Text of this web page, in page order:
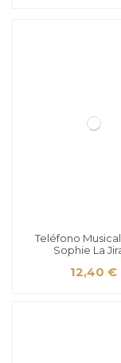
Teléfono
Sophie La
12,40 €